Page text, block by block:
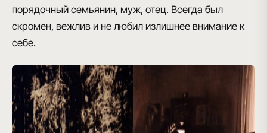
порядочный семьянин, муж, отец. Всегда был
скромен, вежлив и не любил излишнее внимание к
себе.